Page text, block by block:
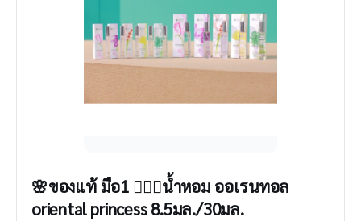
🌸ของแท้ มือ1 🧚🏽‍♂️น้ำหอม ออเรนทอล
oriental princess 8.5มล./30มล.